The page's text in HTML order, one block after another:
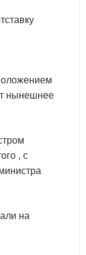
нынешнее
, с
на